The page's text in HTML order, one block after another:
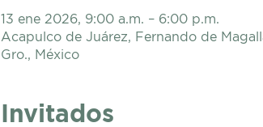
13 ene 2026, 9:00 a.m. – 6:00 p.m.
Acapulco de Juárez, Fernando de
Gro., México
Invitados